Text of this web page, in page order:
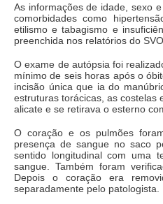
As informações de idade, sexo
comorbidades como
etilismo e tabagismo e
preenchida nos relatórios do SVO.
O exame de autópsia foi
mínimo de seis horas após o
incisão única que ia do
estruturas torácicas, as costelas
alicate e se retirava o esterno
O coração e os pulmões
presença de sangue no saco
sentido longitudinal com uma
sangue. Também foram
Depois o coração era
separadamente pelo patologista.